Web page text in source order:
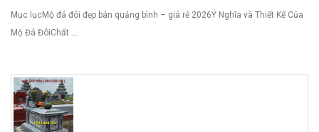
Mục lụcMộ đá đôi đẹp bán quảng bình – giá rẻ 2026Ý Nghĩa và Thiết Kế Của
Mộ Đá ĐôiChất ...